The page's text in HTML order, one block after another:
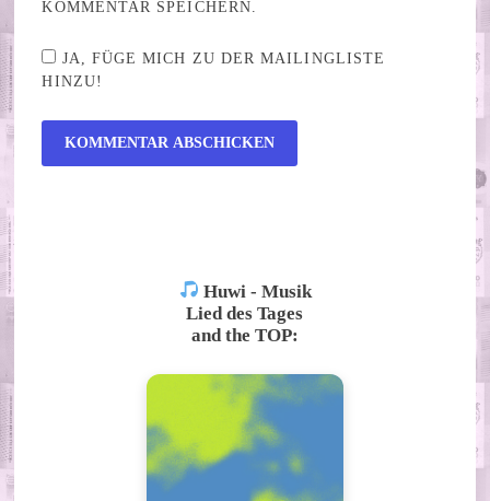
KOMMENTAR SPEICHERN.
JA, FÜGE MICH ZU DER MAILINGLISTE
HINZU!
Huwi - Musik
Lied des Tages
and the TOP: